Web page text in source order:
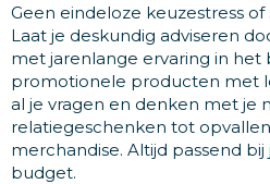
Geen eindeloze keuzestress
Laat je deskundig adviseren
met jarenlange ervaring in het
promotionele producten met
al je vragen en denken met je
relatiegeschenken tot
merchandise. Altijd passend
budget.